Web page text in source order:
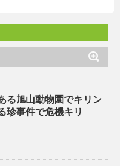
る旭山動物園でキリン
珍事件で危機キリ